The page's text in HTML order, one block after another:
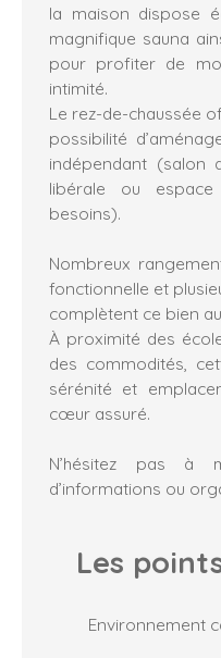
la maison dispose
magnifique sauna
pour profiter de
intimité.
Le rez-de-chaussée
possibilité
indépendant (salon
libérale ou
besoins).
Nombreux
fonctionnelle et
complètent ce bien
À proximité des
des commodités,
sérénité et
cœur assuré.
N’hésitez pas à
d’informations ou
Les
Environnement